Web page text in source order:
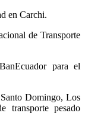
en Carchi.
de Transporte
para el
Domingo, Los
transporte pesado